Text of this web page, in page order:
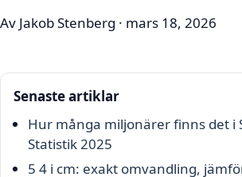
Av Jakob Stenberg · mars 18, 2026
Senaste artiklar
Hur många miljonärer finns det i
Statistik 2025
5 4 i cm: exakt omvandling,